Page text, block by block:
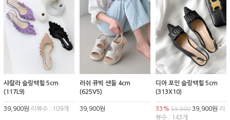
샤랄라 슬링백힐 5cm
(117L9)
39,900원 리뷰수 : 109개
러쉬 큐빅 샌들 4cm
(625V5)
39,900원
디아 포인 슬링백힐 5cm
(313X10)
33% 59,90039,900원 리
뷰수 : 143개